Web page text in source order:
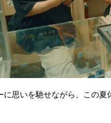
に思いを馳せながら、この夏